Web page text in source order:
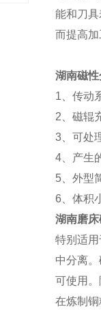
能和刀
而提高
湖南磁
1、传动
2、磁辊
3、可处
4、产生
5、外型
6、体积
湖南磨
特别适
中分离
可使用
在炼制